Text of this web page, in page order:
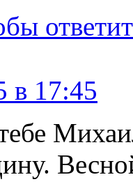
в 17:45